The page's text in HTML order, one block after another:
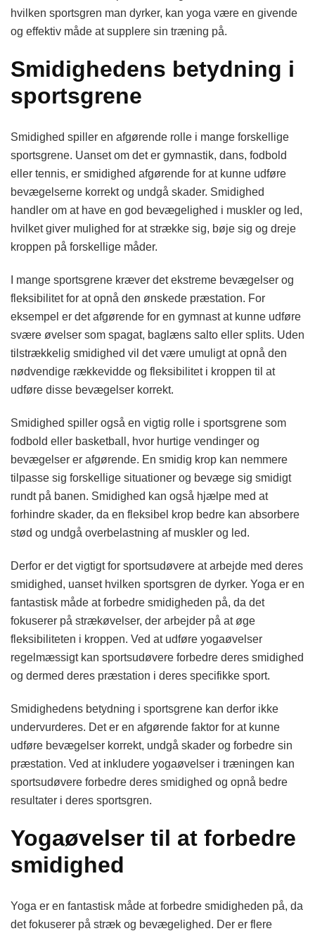
hvilken sportsgren man dyrker, kan yoga være en givende
og effektiv måde at supplere sin træning på.
Smidighedens betydning i
sportsgrene
Smidighed spiller en afgørende rolle i mange forskellige
sportsgrene. Uanset om det er gymnastik, dans, fodbold
eller tennis, er smidighed afgørende for at kunne udføre
bevægelserne korrekt og undgå skader. Smidighed
handler om at have en god bevægelighed i muskler og led,
hvilket giver mulighed for at strække sig, bøje sig og dreje
kroppen på forskellige måder.
I mange sportsgrene kræver det ekstreme bevægelser og
fleksibilitet for at opnå den ønskede præstation. For
eksempel er det afgørende for en gymnast at kunne udføre
svære øvelser som spagat, baglæns salto eller splits. Uden
tilstrækkelig smidighed vil det være umuligt at opnå den
nødvendige rækkevidde og fleksibilitet i kroppen til at
udføre disse bevægelser korrekt.
Smidighed spiller også en vigtig rolle i sportsgrene som
fodbold eller basketball, hvor hurtige vendinger og
bevægelser er afgørende. En smidig krop kan nemmere
tilpasse sig forskellige situationer og bevæge sig smidigt
rundt på banen. Smidighed kan også hjælpe med at
forhindre skader, da en fleksibel krop bedre kan absorbere
stød og undgå overbelastning af muskler og led.
Derfor er det vigtigt for sportsudøvere at arbejde med deres
smidighed, uanset hvilken sportsgren de dyrker. Yoga er en
fantastisk måde at forbedre smidigheden på, da det
fokuserer på strækøvelser, der arbejder på at øge
fleksibiliteten i kroppen. Ved at udføre yogaøvelser
regelmæssigt kan sportsudøvere forbedre deres smidighed
og dermed deres præstation i deres specifikke sport.
Smidighedens betydning i sportsgrene kan derfor ikke
undervurderes. Det er en afgørende faktor for at kunne
udføre bevægelser korrekt, undgå skader og forbedre sin
præstation. Ved at inkludere yogaøvelser i træningen kan
sportsudøvere forbedre deres smidighed og opnå bedre
resultater i deres sportsgren.
Yogaøvelser til at forbedre
smidighed
Yoga er en fantastisk måde at forbedre smidigheden på, da
det fokuserer på stræk og bevægelighed. Der er flere